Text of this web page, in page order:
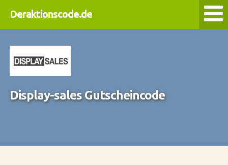
Deraktionscode.de
Display-sales Gutscheincode